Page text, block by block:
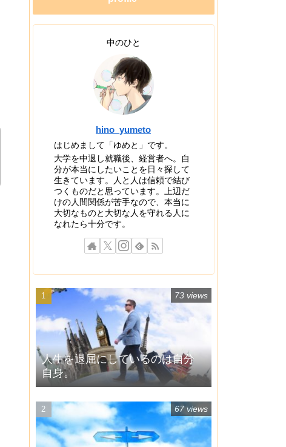
中のひと
hino_yumeto
はじめまして「ゆめと」です。
大学を中退し就職後、経営者へ。自
分が本当にしたいことを日々探して
生きています。人と人は信頼で結び
つくものだと思っています。上辺だ
けの人間関係が苦手なので、本当に
大切なものと大切な人を守れる人に
なれたら十分です。
人生を退屈にしているのは自分
自身。
73 views
67 views